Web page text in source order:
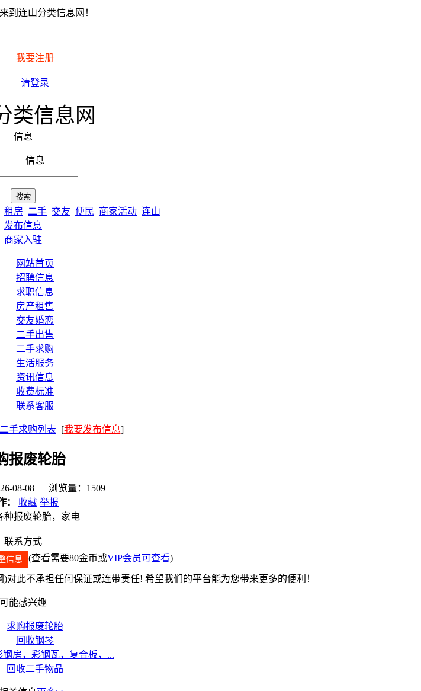
到连山分类信息网！
我要注册
请登录
类信息网
信息
信息
租房 二手 交友 便民 商家活动 连山
发布信息
商家入驻
网站首页
招聘信息
求职信息
房产租售
交友婚恋
二手出售
二手求购
生活服务
资讯信息
收费标准
联系客服
二手求购列表 [我要发布信息]
报废轮胎
08-08 浏览量：1509
：
收藏 举报
种报废轮胎，家电
联系方式
信息 (查看需要80金币或VIP会员可查看)
此不承担任何保证或连带责任! 希望我们的平台能为您带来更多的便利！
可能感兴趣
求购报废轮胎
回收钢琴
钢房，彩钢瓦，复合板，...
回收二手物品